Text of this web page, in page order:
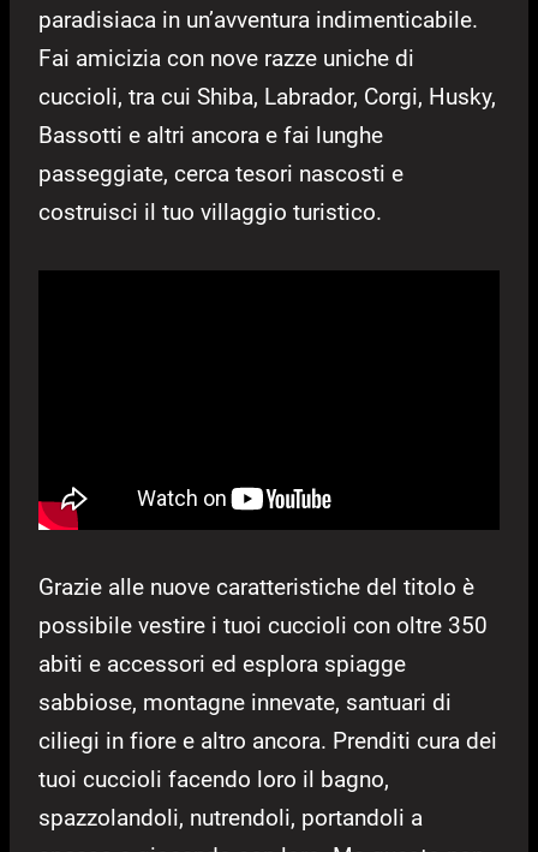
paradisiaca in un’avventura indimenticabile.
Fai amicizia con nove razze uniche di
cuccioli, tra cui Shiba, Labrador, Corgi, Husky,
Bassotti e altri ancora e fai lunghe
passeggiate, cerca tesori nascosti e
costruisci il tuo villaggio turistico.
Grazie alle nuove caratteristiche del titolo è
possibile vestire i tuoi cuccioli con oltre 350
abiti e accessori ed esplora spiagge
sabbiose, montagne innevate, santuari di
ciliegi in fiore e altro ancora. Prenditi cura dei
tuoi cuccioli facendo loro il bagno,
spazzolandoli, nutrendoli, portandoli a